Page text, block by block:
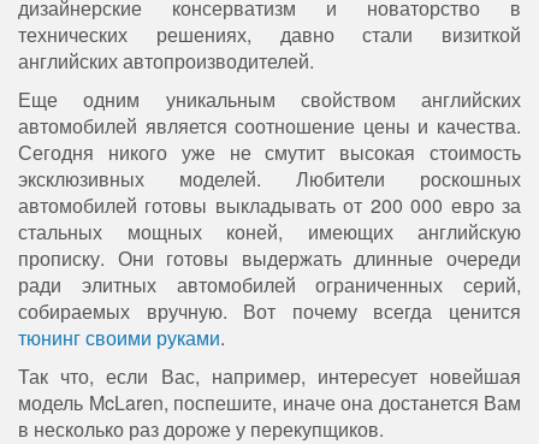
дизайнерские консерватизм и новаторство в
технических решениях, давно стали визиткой
английских автопроизводителей.
Еще одним уникальным свойством английских
автомобилей является соотношение цены и качества.
Сегодня никого уже не смутит высокая стоимость
эксклюзивных моделей. Любители роскошных
автомобилей готовы выкладывать от 200 000 евро за
стальных мощных коней, имеющих английскую
прописку. Они готовы выдержать длинные очереди
ради элитных автомобилей ограниченных серий,
собираемых вручную. Вот почему всегда ценится
тюнинг своими руками.
Так что, если Вас, например, интересует новейшая
модель McLaren, поспешите, иначе она достанется Вам
в несколько раз дороже у перекупщиков.